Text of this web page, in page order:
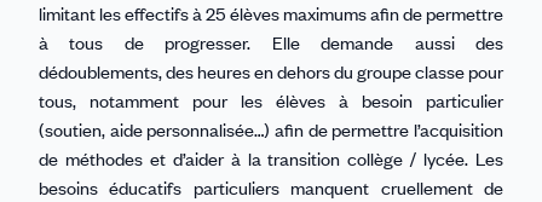
limitant les effectifs à 25 élèves maximums afin de permettre
à tous de progresser. Elle demande aussi des
dédoublements, des heures en dehors du groupe classe pour
tous, notamment pour les élèves à besoin particulier
(soutien, aide personnalisée…) afin de permettre l’acquisition
de méthodes et d’aider à la transition collège / lycée. Les
besoins éducatifs particuliers manquent cruellement de